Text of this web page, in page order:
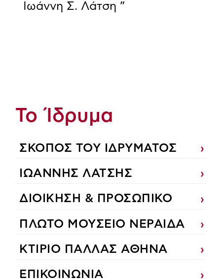
Ιωάννη Σ. Λάτση ”
Το Ίδρυμα
ΣΚΟΠΟΣ ΤΟΥ ΙΔΡΥΜΑΤΟΣ
ΙΩΑΝΝΗΣ ΛΑΤΣΗΣ
ΔΙΟΙΚΗΣΗ & ΠΡΟΣΩΠΙΚΟ
ΠΛΩΤΟ ΜΟΥΣΕΙΟ ΝΕΡΑΙΔΑ
ΚΤΙΡΙΟ ΠΑΛΛΑΣ ΑΘΗΝΑ
ΕΠΙΚΟΙΝΩΝΙΑ